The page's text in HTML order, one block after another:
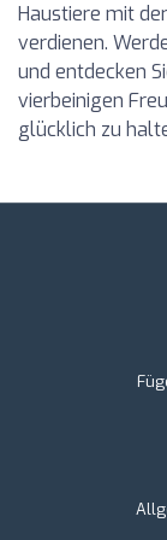
Haustiere mit
verdienen.
und entdecken
vierbeinigen
glücklich zu